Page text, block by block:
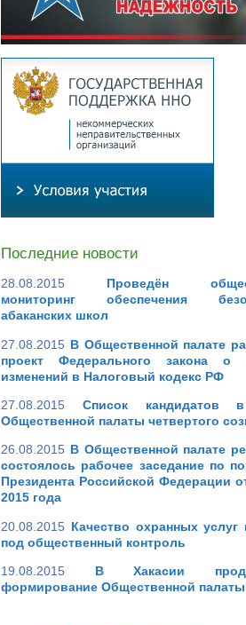
Последние новости
28.08.2015
Проведён
мониторинг обеспечения
абаканских школ
27.08.2015 В Общественной палате
проект Федерального закона о
изменений в Налоговый кодекс РФ
27.08.2015
Список кандидатов
Общественной палаты четвертого
26.08.2015 В Общественной палате
состоялось рабочее заседание по
Президента Российской Федерации
2015 года
20.08.2015 Качество охранных
под общественный контроль
19.08.2015
В Хакасии
формирование Общественной палаты